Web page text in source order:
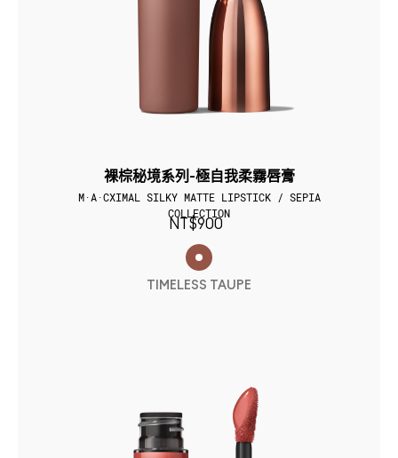
裸棕秘境系列-極自我柔霧唇膏
M·A·CXIMAL SILKY MATTE LIPSTICK / SEPIA
COLLECTION
NT$900
TIMELESS TAUPE